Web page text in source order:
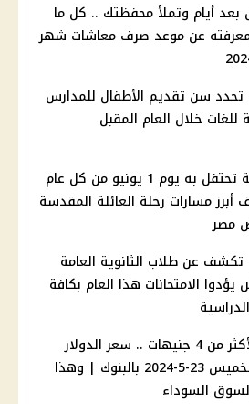
أيام وتملأ محفظتك .. كل ما
عن موعد صرف معاشات شهر
تحدد سن تقديم الأطفال للمدارس
للغات خلال العام المقبل
الكنيسة تحتفل به يوم 1 يونيو من كل عام
مسارات رحلة العائلة المقدسة
مصر
تكشف عن طلاب الثانوية العامة
يؤدوا الامتحانات هذا العام بكافة
تراجع لأكثر من 4 جنيهات .. سعر الدولار
اليوم الخميس 23-5-2024 بالبنوك | وهذا
السوداء